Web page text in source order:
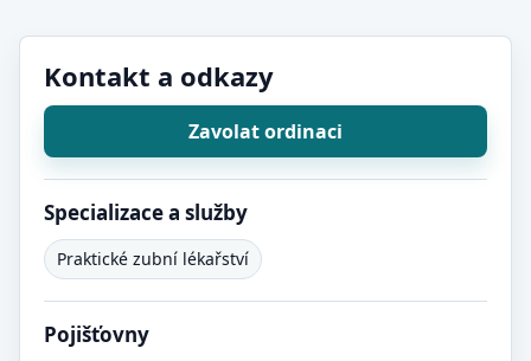
Kontakt a odkazy
Zavolat ordinaci
Specializace a služby
Praktické zubní lékařství
Pojišťovny